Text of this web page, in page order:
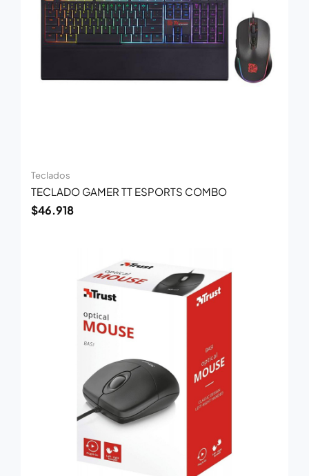
Teclados
TECLADO GAMER TT ESPORTS COMBO
$46.918